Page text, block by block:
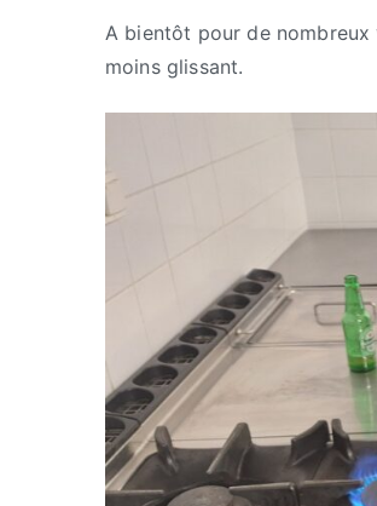
A bientôt pour de
moins glissant.